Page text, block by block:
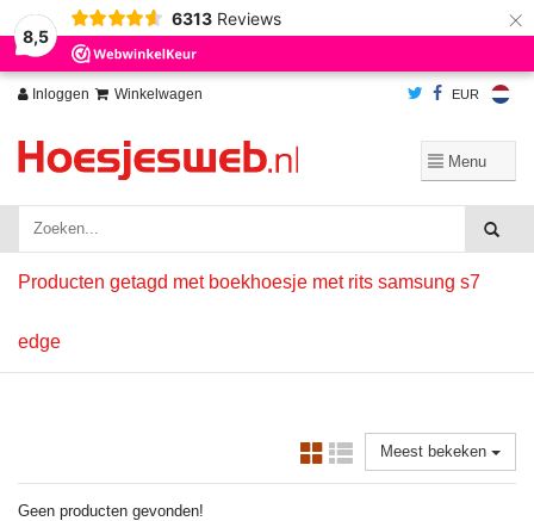
8,5
6313 Reviews ×
Inloggen Winkelwagen EUR
Producten getagd met boekhoesje met rits samsung s7
edge
Meest bekeken
Geen producten gevonden!
Wij slaan cookies op om onze website te verbeteren. Is dat akkoord?
Ja
Nee